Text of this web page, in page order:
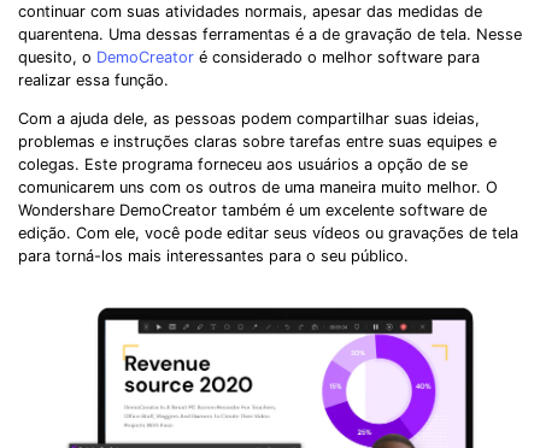
continuar com suas atividades normais, apesar das medidas de
quarentena. Uma dessas ferramentas é a de gravação de tela. Nesse
quesito, o DemoCreator é considerado o melhor software para
realizar essa função.
Com a ajuda dele, as pessoas podem compartilhar suas ideias,
problemas e instruções claras sobre tarefas entre suas equipes e
colegas. Este programa forneceu aos usuários a opção de se
comunicarem uns com os outros de uma maneira muito melhor. O
Wondershare DemoCreator também é um excelente software de
edição. Com ele, você pode editar seus vídeos ou gravações de tela
para torná-los mais interessantes para o seu público.